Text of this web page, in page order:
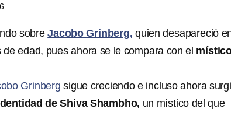
sobreJacobo Grinberg, quien desapareció
edad, pues ahora se le compara con el
Grinberg sigue creciendo e incluso ahora
de Shiva Shambho, un místico del que